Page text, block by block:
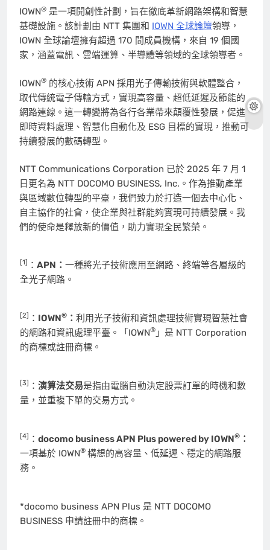
IOWN® 是一項開創性計劃，旨在徹底革新網路架構和智慧
基礎設施。該計劃由 NTT 集團和 IOWN 全球論壇領導，
IOWN 全球論壇擁有超過 170 間成員機構，來自 19 個國
家，涵蓋電訊、雲端運算、半導體等領域的全球領導者。
IOWN® 的核心技術 APN 採用光子傳輸技術與軟體整合，
取代傳統電子傳輸方式，實現高容量、超低延遲及節能的
網路連線。這一轉變將為各行各業帶來顛覆性發展，促進
即時資料處理、智慧化自動化及 ESG 目標的實現，推動可
持續發展的數碼轉型。
NTT Communications Corporation 已於 2025 年 7 月 1
日更名為 NTT DOCOMO BUSINESS, Inc.。作為推動產業
與區域數位轉型的平臺，我們致力於打造一個去中心化、
自主協作的社會，使企業與社群能夠實現可持續發展。我
們的使命是釋放新的價值，助力實現全民繁榮。
[1] ： APN： 一種將光子技術應用至網路、終端等各層級的
全光子網路。
[2] ： IOWN® ： 利用光子技術和資訊處理技術實現智慧社會
的網路和資訊處理平臺。「IOWN® 」是 NTT Corporation
的商標或註冊商標。
[3] ： 演算法交易是指由電腦自動決定股票訂單的時機和數
量，並重複下單的交易方式。
[4] ： docomo business APN Plus powered by IOWN® ：
一項基於 IOWN® 構想的高容量、低延遲、穩定的網路服
務。
*docomo business APN Plus 是 NTT DOCOMO
BUSINESS 申請註冊中的商標。